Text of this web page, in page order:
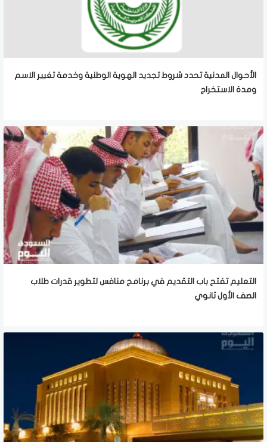
الأحوال المدنية تحدد شروط تجديد الهوية الوطنية وخدمة تغيير الاسم
ومدة الاستخراج
التعليم تفتح باب التقديم في برنامج منافس لتطوير قدرات طلاب
الصف الأول ثانوي